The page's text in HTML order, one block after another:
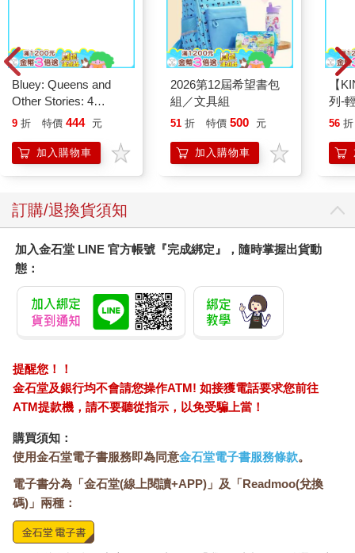
Bluey: Queens and
Other Stories: 4
Stories in 1 Book.
9 折 特價 444 元
加入購物車
2026第12屆希望書包
組／文具組
51 折 特價 500 元
加入購物車
【
列-
平
56 折
訂購/退換貨須知
加入金石堂 LINE 官方帳號『完成綁定』，隨時掌握出貨動
態：
提醒您！！
金石堂及銀行均不會請您操作ATM! 如接獲電話要求您前往
ATM提款機，請不要聽從指示，以免受騙上當！
購買須知：
使用金石堂電子書服務即為同意金石堂電子書服務條款。
電子書分為「金石堂(線上閱讀+APP)」及「Readmoo(兌換
碼)」兩種：